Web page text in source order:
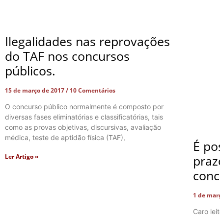
Ilegalidades nas reprovações
do TAF nos concursos
públicos.
15 de março de 2017
10 Comentários
O concurso público normalmente é composto por
diversas fases eliminatórias e classificatórias, tais
como as provas objetivas, discursivas, avaliação
médica, teste de aptidão física (TAF),
Ler Artigo »
É
1 de
Caro